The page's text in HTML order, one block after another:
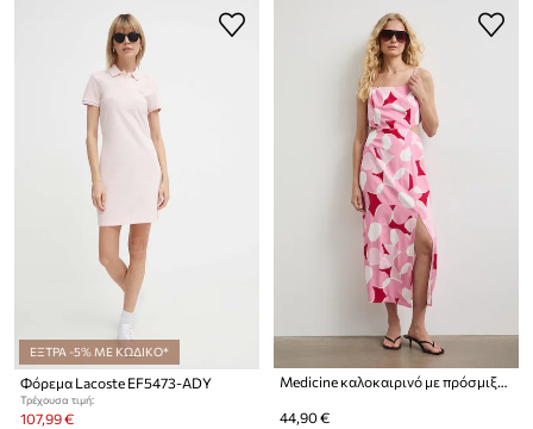
ΕΞΤΡΑ -5% ΜΕ ΚΩΔΙΚΟ*
Φόρεμα Lacoste EF5473-ADY
Τρέχουσα τιμή:
107,99 €
Medicine καλοκαιρινό με πρόσμιξη λινού
44,90 €